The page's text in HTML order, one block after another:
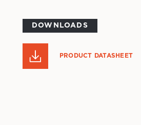
DOWNLOADS
PRODUCT DATASHEET